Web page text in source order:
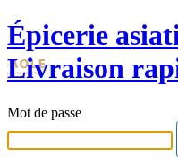
Épicerie
Livraison
Mot de passe